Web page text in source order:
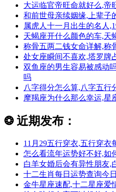
大运临官帝旺命就好么,帝
和前世母亲续姻缘,上辈子
属虎人十一月出生的名人
天蝎座开什么颜色的车,天
称骨五两二钱女命详解,称
处女座瞬间不喜欢,塔罗牌
双鱼座的男生容易被感动
吗
八字得分怎么算,八字五行
摩羯座为什么那么幸运,星
❂ 近期发布：
11月29五行穿衣,五行穿衣
怎么看流年运势好不好,如
白羊女婚后会有异性朋友,
十二生肖每日运势查询今
金牛星座速配,十二星座爱